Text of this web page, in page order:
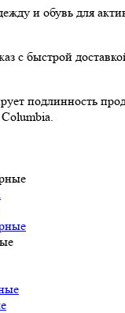
и обувь для
с быстрой
подлинность